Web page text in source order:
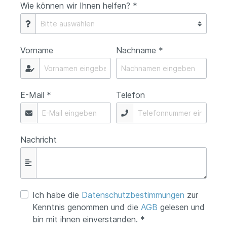
Wie können wir Ihnen helfen? *
Vorname Nachname *
E-Mail * Telefon
Nachricht
Ich habe die Datenschutzbestimmungen zur
Kenntnis genommen und die AGB gelesen und
bin mit ihnen einverstanden. *